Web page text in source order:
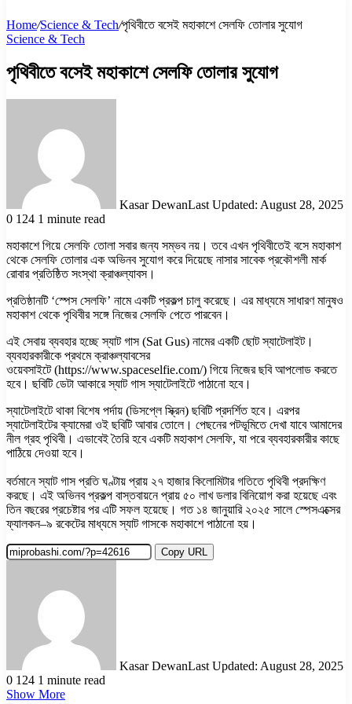
Home/Science & Tech/পৃথিবীতে বসেই মহাকাশে সেলফি তোলার সুযোগ
Science & Tech
পৃথিবীতে বসেই মহাকাশে সেলফি তোলার সুযোগ
Kasar DewanLast Updated: August 28, 2025
0 124 1 minute read
মহাকাশে গিয়ে সেলফি তোলা সবার জন্য সম্ভব নয়। তবে এখন পৃথিবীতেই বসে মহাকাশ
থেকে সেলফি তোলার এক অভিনব সুযোগ করে দিয়েছে নাসার সাবেক প্রকৌশলী মার্ক
রোবার প্রতিষ্ঠিত সংস্থা ক্রাঞ্চল্যাবস।
প্রতিষ্ঠানটি ‘স্পেস সেলফি’ নামে একটি প্রকল্প চালু করেছে। এর মাধ্যমে সাধারণ মানুষও
মহাকাশ থেকে পৃথিবীর সঙ্গে নিজের সেলফি পেতে পারবেন।
এই সেবায় ব্যবহার হচ্ছে স্যাট গাস (Sat Gus) নামের একটি ছোট স্যাটেলাইট।
ব্যবহারকারীকে প্রথমে ক্রাঞ্চল্যাবসের
ওয়েবসাইটে (https://www.spaceselfie.com/) গিয়ে নিজের ছবি আপলোড করতে
হবে। ছবিটি ডেটা আকারে স্যাট গাস স্যাটেলাইটে পাঠানো হবে।
স্যাটেলাইটে থাকা বিশেষ পর্দায় (ডিসপ্লে স্ক্রিন) ছবিটি প্রদর্শিত হবে। এরপর
স্যাটেলাইটের ক্যামেরা ওই ছবিটি আবার তোলে। পেছনের পটভূমিতে দেখা যাবে আমাদের
নীল গ্রহ পৃথিবী। এভাবেই তৈরি হবে একটি মহাকাশ সেলফি, যা পরে ব্যবহারকারীর কাছে
পাঠিয়ে দেওয়া হবে।
বর্তমানে স্যাট গাস প্রতি ঘণ্টায় প্রায় ২৭ হাজার কিলোমিটার গতিতে পৃথিবী প্রদক্ষিণ
করছে। এই অভিনব প্রকল্প বাস্তবায়নে প্রায় ৫০ লাখ ডলার বিনিয়োগ করা হয়েছে এবং
তিন বছরের প্রচেষ্টার পর এটি সফল হয়েছে। গত ১৪ জানুয়ারি ২০২৫ সালে স্পেসএক্সের
ফ্যালকন–৯ রকেটের মাধ্যমে স্যাট গাসকে মহাকাশে পাঠানো হয়।
Copy URL
Kasar DewanLast Updated: August 28, 2025
0 124 1 minute read
Show More